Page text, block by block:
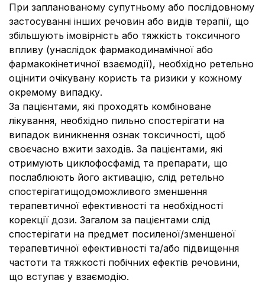
При запланованому супутньому або послідовному
застосуванні інших речовин або видів терапії, що
збільшують імовірність або тяжкість токсичного
впливу (унаслідок фармакодинамічної або
фармакокінетичної взаємодії), необхідно ретельно
оцінити очікувану користь та ризики у кожному
окремому випадку.
За пацієнтами, які проходять комбіноване
лікування, необхідно пильно спостерігати на
випадок виникнення ознак токсичності, щоб
своєчасно вжити заходів. За пацієнтами, які
отримують циклофосфамід та препарати, що
послаблюють його активацію, слід ретельно
спостерігатищодоможливого зменшення
терапевтичної ефективності та необхідності
корекції дози. Загалом за пацієнтами слід
спостерігати на предмет посиленої/зменшеної
терапевтичної ефективності та/або підвищення
частоти та тяжкості побічних ефектів речовини,
що вступає у взаємодію.